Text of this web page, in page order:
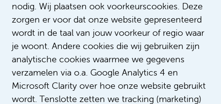
nodig. Wij plaatsen ook voorkeurscookies. Deze
zorgen er voor dat onze website gepresenteerd
wordt in de taal van jouw voorkeur of regio waar
je woont. Andere cookies die wij gebruiken zijn
analytische cookies waarmee we gegevens
verzamelen via o.a. Google Analytics 4 en
Microsoft Clarity over hoe onze website gebruikt
wordt. Tenslotte zetten we tracking (marketing)
Reumatoloog
€ 7.727 - € 13.959
Arts & Medisch specialist
Bepaalde tijd met uitzicht op vast
32 - 40 uur